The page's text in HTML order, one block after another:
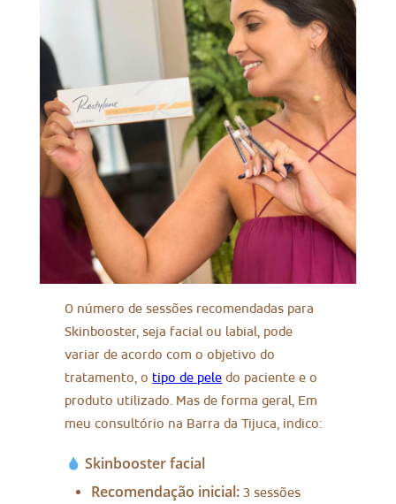
O número de sessões recomendadas para
Skinbooster, seja facial ou labial, pode
variar de acordo com o objetivo do
tratamento, o tipo de pele do paciente e o
produto utilizado. Mas de forma geral, Em
meu consultório na Barra da Tijuca, indico:
Skinbooster facial
Recomendação inicial: 3 sessões